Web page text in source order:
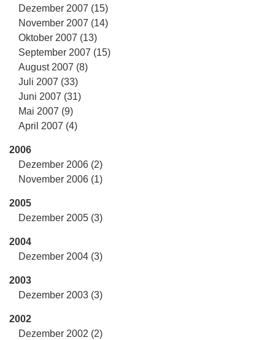
Dezember 2007 (15)
November 2007 (14)
Oktober 2007 (13)
September 2007 (15)
August 2007 (8)
Juli 2007 (33)
Juni 2007 (31)
Mai 2007 (9)
April 2007 (4)
2006
Dezember 2006 (2)
November 2006 (1)
2005
Dezember 2005 (3)
2004
Dezember 2004 (3)
2003
Dezember 2003 (3)
2002
Dezember 2002 (2)